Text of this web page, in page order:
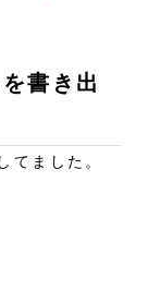
書き出
てました。